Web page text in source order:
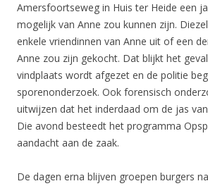
Amersfoortseweg in Huis ter Heide een
mogelijk van Anne zou kunnen zijn.
enkele vriendinnen van Anne uit of een
Anne zou zijn gekocht. Dat blijkt het
vindplaats wordt afgezet en de politie
sporenonderzoek. Ook forensisch
uitwijzen dat het inderdaad om de jas
Die avond besteedt het programma
aandacht aan de zaak.
De dagen erna blijven groepen burgers